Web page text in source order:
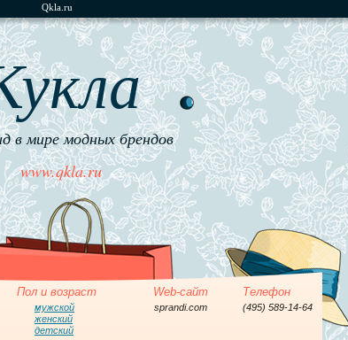
Qkla.ru
в мире модных брендов
www.qkla.ru
Пол и возраст Web-сайт Телефон
мужской
женский
детский
sprandi.com (495) 589-14-64